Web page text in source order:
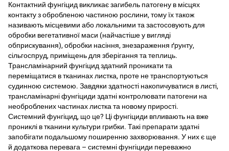
Контактний фунгіцид викликає загибель патогену в місцях
контакту з обробленою частиною рослини, тому їх також
називають місцевими або локальними та застосовують для
обробки вегетативної маси (найчастіше у вигляді
обприскування), обробки насіння, знезараження ґрунту,
сільгоспруд, приміщень для зберігання та теплиць.
Трансламінарний фунгіцид здатний проникати та
переміщатися в тканинах листка, проте не транспортуються
судинною системою. Завдяки здатності накопичуватися в листі,
трансламінарні фунгіциди здатні контролювати патогени на
необроблених частинах листка та новому прирості.
Системний фунгіцид, що це? Ці фунгіциди впливають на вже
прониклі в тканини культури грибки. Такі препарати здатні
запобігати подальшому поширенню захворювання. У них є ще
й додаткова перевага – системні фунгіциди переважно